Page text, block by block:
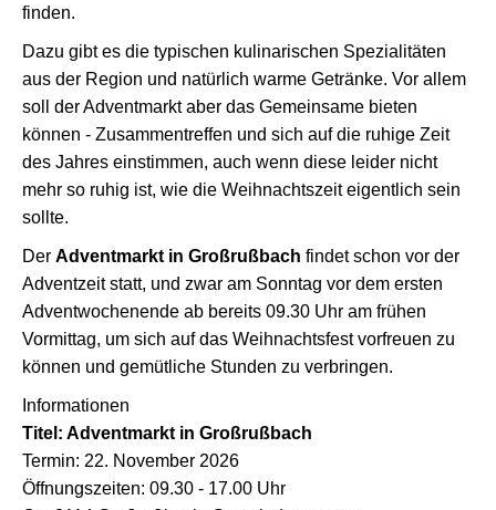
finden.
Dazu gibt es die typischen kulinarischen Spezialitäten
aus der Region und natürlich warme Getränke. Vor allem
soll der Adventmarkt aber das Gemeinsame bieten
können - Zusammentreffen und sich auf die ruhige Zeit
des Jahres einstimmen, auch wenn diese leider nicht
mehr so ruhig ist, wie die Weihnachtszeit eigentlich sein
sollte.
Der Adventmarkt in Großrußbach findet schon vor der
Adventzeit statt, und zwar am Sonntag vor dem ersten
Adventwochenende ab bereits 09.30 Uhr am frühen
Vormittag, um sich auf das Weihnachtsfest vorfreuen zu
können und gemütliche Stunden zu verbringen.
Informationen
Titel: Adventmarkt in Großrußbach
Termin: 22. November 2026
Öffnungszeiten: 09.30 - 17.00 Uhr